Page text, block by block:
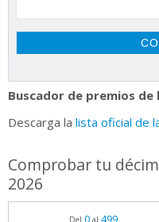
Buscador de premios
Descarga la lista oficial de
Comprobar tu
2026
Del 0al 499